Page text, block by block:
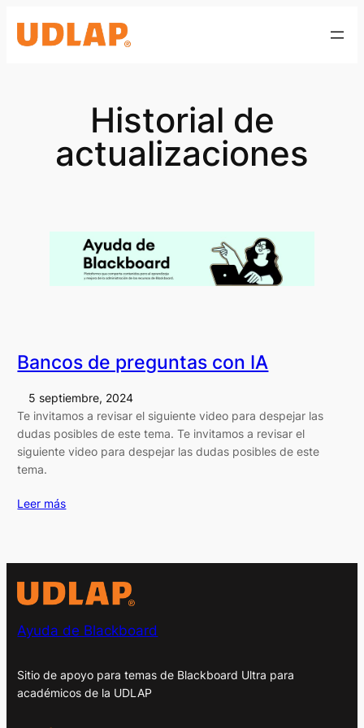
Historial de
actualizaciones
Bancos de preguntas con IA
5 septiembre, 2024
Te invitamos a revisar el siguiente video para despejar las
dudas posibles de este tema. Te invitamos a revisar el
siguiente video para despejar las dudas posibles de este
tema.
Leer más
Ayuda de Blackboard
Sitio de apoyo para temas de Blackboard Ultra para
académicos de la UDLAP